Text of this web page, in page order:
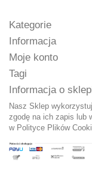
Kategorie
Informacja
Moje konto
Tagi
Informacja o
Nasz Sklep
zgodę na ich zapis lub
w Polityce Plików